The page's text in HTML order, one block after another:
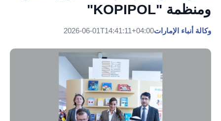
ومنظمة "KOPIPOL"
وكالة أنباء الإمارات2026-06-01T14:41:11+04:00